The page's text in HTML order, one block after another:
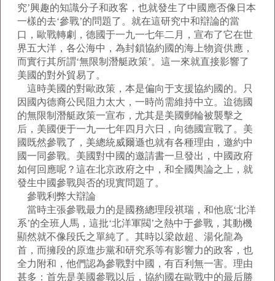
究’興趣的知識分子和政客，也就發生了中國應否像日本
一樣的去‘參戰’的問題了。就在這研究中和辯論的當
口，歐戰轉劇，德國于一九一七年二月，宣布了它在世
界五大洋，各公海中，為封鎖協約國的海上物資供應，
而實行其所謂‘無限制潛艇政策’。這一來就直接影響了
美國的對外貿易了。
這時美國的對歐政策，本是偏向于支援協約國的。只
因國內德裔公民阻力太大，一時尚需維持中立。迨德國
的無限制潛艇政策一宣布，尤其是美國郵輪被襲擊之
后，美國便于一九一七年四月六日，向德國宣戰了。美
國既然參戰了，美總統威爾遜也就有各種理由，邀約中
國一同參戰。美國對中國的邀請書一旦發出，中國政府
如何回應呢？這在北京政府之中，和全國輿論之上，就
發生中國參戰與否的現實問題了。
參戰利弊大辯論
當時主張參戰最力的是國務總理段祺瑞，和他底‘北洋
系’的全班人馬，這批‘北洋軍閥’之熱中于參戰，其動機
顯然就不像段氏之單純了。其時以梁啟超、湯化龍為
首，而擁段的原進步黨和研究系等有影響力的政客，也
全力附和，他們認為參戰對中國，有百利無一害。理由
甚多：首先是美國參戰以后，協約國在歐戰中的最后勝